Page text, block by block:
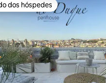
preferidos dos hóspedes
dos hóspedes